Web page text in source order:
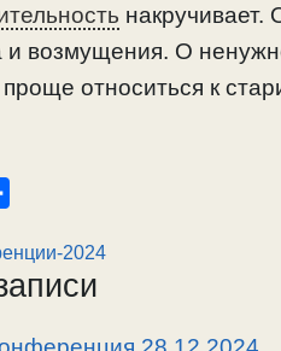
накручивает.
и возмущения. О
относиться к
п
р
2024